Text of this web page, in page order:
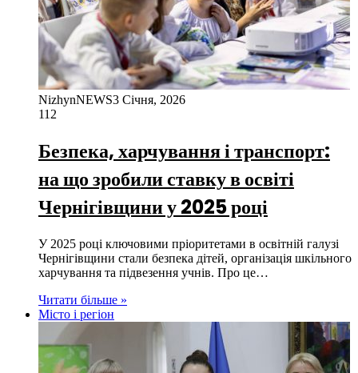
NizhynNEWS3 Січня, 2026
112
Безпека, харчування і транспорт:
на що зробили ставку в освіті
Чернігівщини у 2025 році
У 2025 році ключовими пріоритетами в освітній галузі
Чернігівщини стали безпека дітей, організація шкільного
харчування та підвезення учнів. Про це…
Читати більше »
Місто і регіон